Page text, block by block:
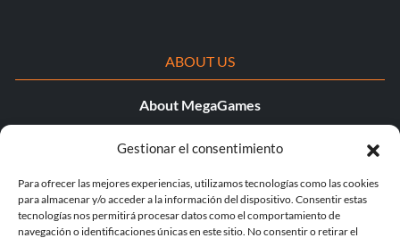
Gestionar el consentimiento
Para ofrecer las mejores experiencias, utilizamos tecnologías como las cookies
para almacenar y/o acceder a la información del dispositivo. Consentir estas
tecnologías nos permitirá procesar datos como el comportamiento de
navegación o identificaciones únicas en este sitio. No consentir o retirar el
ABOUT US
About MegaGames
Contact us
Disclaimer
POPULAR LINKS